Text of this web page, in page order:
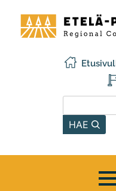
sisältöön
Pohjanmaan
liitto
HAE